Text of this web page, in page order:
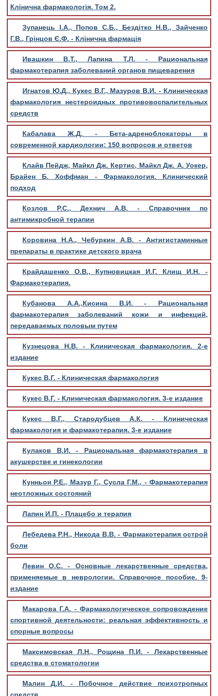
Клінична фармакологія. Том 2.
Зупанець І.А., Попов С.Б., Бездітко Н.В., Зайченко
Г.В., Грінцов Є.Ф. - Клінична фармація
Ивашкин В.Т., Лапина Т.Л. - Рациональная
фармакотерапия заболеваний органов пищеварения
Игнатов Ю.Д., Кукес В.Г., Мазуров В.И. - Клиническая
фармакология нестероидных противовоспалительных
средств
Кабалава Ж.Д. - Бета-адреноблокаторы в
современной кардиологии: 150 вопросов и ответов
Клайв Пейдж, Майкл Дж. Кертис, Майкл Дж. А. Уокер,
Брайен Б. Хоффман - Фармакология. Клинический
подход
Козлов Р.С., Дехнич А.В. - Справочник по
антимикробной терапии
Коровина Н.А., Чебуркин А.В. - Антигистаминные
препараты в практике детского врача
Крайдашенко О.В., Купновицкая И.Г. Клищ И.Н. -
Фармакотерапия.
Кубанова А.А.,Кисина В.И. - Рациональная
фармакотерапия заболеваний кожи и инфекций,
передаваемых половым путем
Кузнецова Н.В. - Клиническая фармакология. 2-е
издание
Кукес В.Г. - Клиническая фармакология
Кукес В.Г. - Клиническая фармакология. 3-е издание
Кукес В.Г., Стародубцев А.К. - Клиническая
фармакология и фармакотерапия. 3-е издание
Кулаков В.И. - Рациональная фармакотерапия в
акушерстве и гинекологии
Кунньон Р.Е., Мазур Г., Сусла Г.М., - Фармакотерапия
неотложных состояний
Лапин И.П. - Плацебо и терапия
Лебедева Р.Н., Никода В.В. - Фармакотерапия острой
боли
Левин О.С. - Основные лекарственные средства,
применяемые в неврологии. Справочное пособие. 9-
издание
Макарова Г.А. - Фармакологическое сопровождение
спортивной деятельности: реальная эффективность и
спорные вопросы
Максимовская Л.Н., Рощина П.И. - Лекарственные
средства в стоматологии
Малин Д.И. - Побочное действие психотропных